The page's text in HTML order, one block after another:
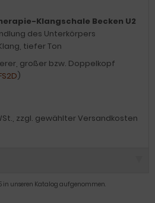
Klangschale Becken U2
des Unterkörpers
tiefer Ton
großer bzw. Doppelkopf
)
zzgl. gewählter Versandkosten
in unseren Katalog aufgenommen.